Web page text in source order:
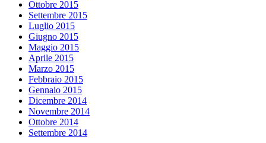
Ottobre 2015
Settembre 2015
Luglio 2015
Giugno 2015
Maggio 2015
Aprile 2015
Marzo 2015
Febbraio 2015
Gennaio 2015
Dicembre 2014
Novembre 2014
Ottobre 2014
Settembre 2014